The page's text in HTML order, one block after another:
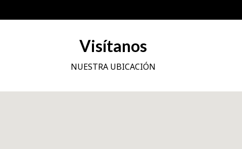
Visítanos
NUESTRA UBICACIÓN